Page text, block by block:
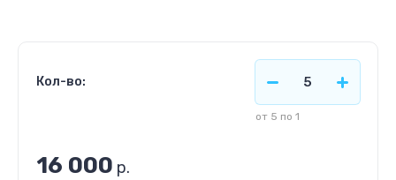
Кол-во:
от 5 по 1
16 000 р.